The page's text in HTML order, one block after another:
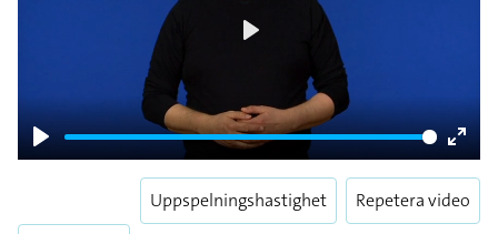
Play
Enter
Uppspelningshastighet Repetera video